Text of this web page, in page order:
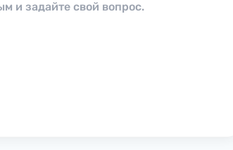
и задайте свой вопрос.